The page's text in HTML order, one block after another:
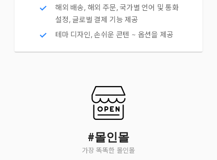
해외 배송, 해외 주문, 국가별 언어 및 통화
설정, 글로벌 결제 기능 제공
테마 디자인, 손쉬운 콘텐 ~ 옵션을 제공
#몰인몰
가장 똑똑한 몰인몰